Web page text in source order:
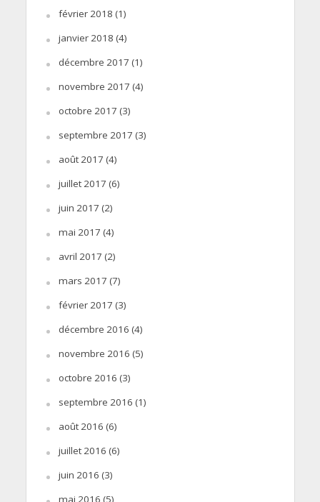
février 2018 (1)
janvier 2018 (4)
décembre 2017 (1)
novembre 2017 (4)
octobre 2017 (3)
septembre 2017 (3)
août 2017 (4)
juillet 2017 (6)
juin 2017 (2)
mai 2017 (4)
avril 2017 (2)
mars 2017 (7)
février 2017 (3)
décembre 2016 (4)
novembre 2016 (5)
octobre 2016 (3)
septembre 2016 (1)
août 2016 (6)
juillet 2016 (6)
juin 2016 (3)
mai 2016 (5)